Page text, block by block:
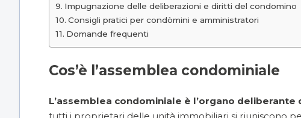
Impugnazione delle deliberazioni e diritti del condomino
Consigli pratici per condòmini e amministratori
Domande frequenti
Cos’è l’assemblea condominiale
L’assemblea condominiale è l’organo deliberante